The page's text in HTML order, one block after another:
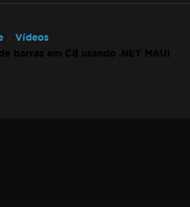
Vídeos
barras em C# usando .NET MAUI